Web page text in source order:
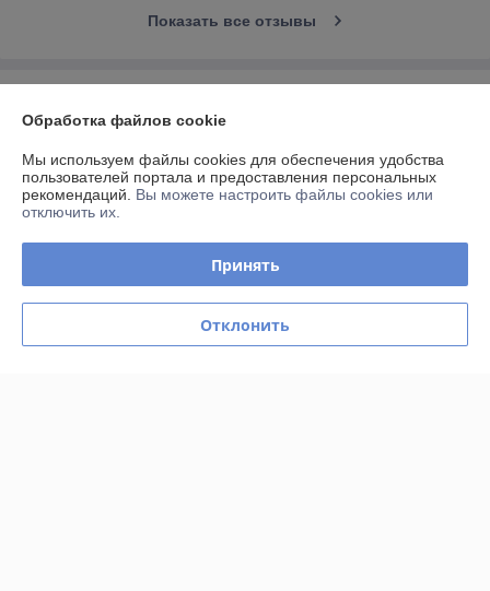
Показать все отзывы
Доставка и оплата
График работы
Полная версия сайта
Политика обработки cookies
Обработка файлов cookie
Мы используем файлы cookies для обеспечения удобства
пользователей портала и предоставления персональных
рекомендаций. Вы можете настроить файлы cookies или
отключить их.
Принять
Отклонить